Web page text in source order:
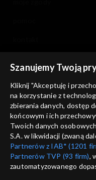
informacje o dostawcy
Szanujemy Twoją
Kliknij "Akceptuję i
na korzystanie z
zbierania danych, dostęp
końcowym i ich
Twoich danych
S.A. w likwidacji (zwaną
Partnerów z IAB* (1201
Partnerów TVP (93 firm),
zautomatyzowanego